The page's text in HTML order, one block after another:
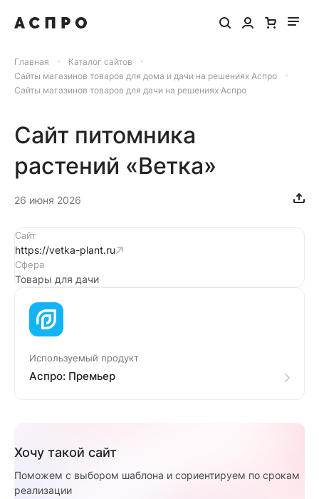
Главная
Каталог сайтов
Сайты магазинов товаров для дома и дачи на решениях Аспро
Сайты магазинов товаров для дачи на решениях Аспро
Сайт питомника
растений «Ветка»
26 июня 2026
Сайт
https://vetka-plant.ru
Сфера
Товары для дачи
Используемый продукт
Аспро: Премьер
Хочу такой сайт
Поможем с выбором шаблона и сориентируем по срокам
реализации